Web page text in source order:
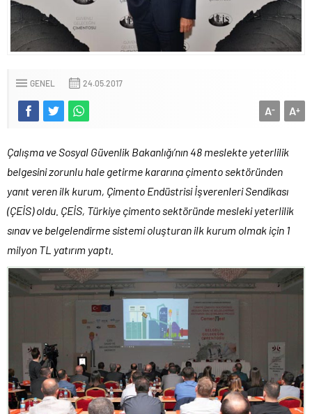
GENEL 24.05.2017
A+
A-
Çalışma ve Sosyal Güvenlik Bakanlığı’nın 48 meslekte yeterlilik
belgesini zorunlu hale getirme kararına çimento sektöründen
yanıt veren ilk kurum, Çimento Endüstrisi İşverenleri Sendikası
(ÇEİS) oldu. ÇEİS, Türkiye çimento sektöründe mesleki yeterlilik
sınav ve belgelendirme sistemi oluşturan ilk kurum olmak için 1
milyon TL yatırım yaptı.